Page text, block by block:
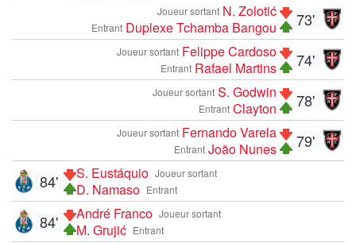
73'
Joueur sortant N. Zolotić
Entrant Duplexe Tchamba Bangou
74'
Joueur sortant Felippe Cardoso
Entrant Rafael Martins
78'
Joueur sortant S. Godwin
Entrant Clayton
79'
Joueur sortant Fernando Varela
Entrant João Nunes
Joueur sortant
S. Eustáquio
Entrant
D. Namaso
84'
Joueur sortant
André Franco
Entrant
M. Grujić
84'